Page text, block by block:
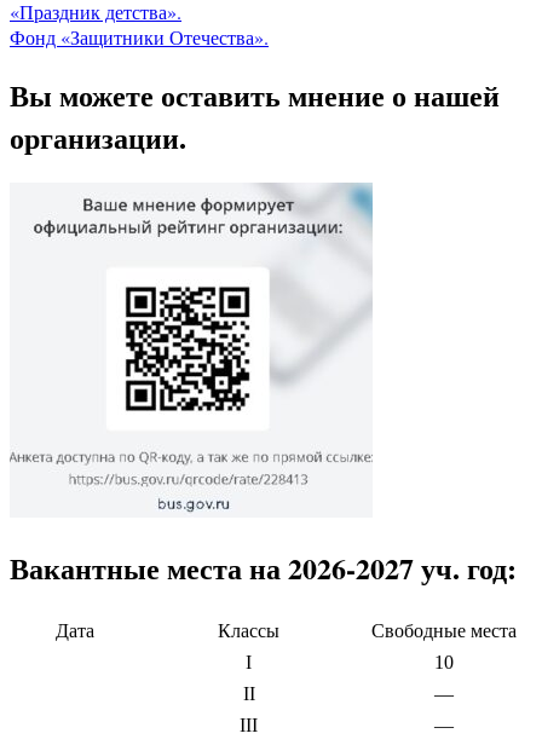
«Праздник детства».
Фонд «Защитники Отечества».
Вы можете оставить мнение о нашей
организации.
Вакантные места на 2026-2027 уч. год:
Дата Классы Свободные места
I
10
II
—
III
—